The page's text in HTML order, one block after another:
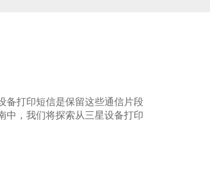
备打印短信是保留这些通信片段
中，我们将探索从三星设备打印